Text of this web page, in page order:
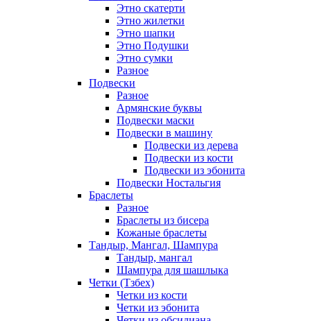
Этно скатерти
Этно жилетки
Этно шапки
Этно Подушки
Этно сумки
Разное
Подвески
Разное
Армянские буквы
Подвески маски
Подвески в машину
Подвески из дерева
Подвески из кости
Подвески из эбонита
Подвески Ностальгия
Браслеты
Разное
Браслеты из бисера
Кожаные браслеты
Тандыр, Мангал, Шампура
Тандыр, мангал
Шампура для шашлыка
Четки (Тзбех)
Четки из кости
Четки из эбонита